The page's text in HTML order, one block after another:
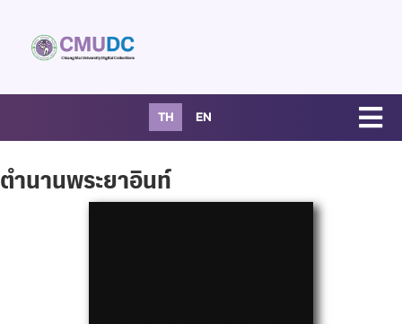
TH EN
ตำนานพระยาอินท์